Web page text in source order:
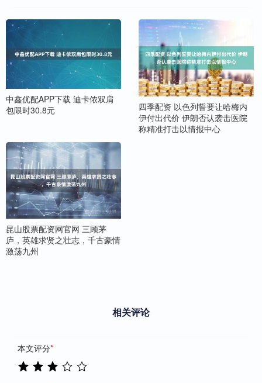
中鑫优配APP下载 迪卡侬双肩
包限时30.8元
四季配资 以色列誓要让哈梅内
伊付出代价 伊朗否认袭击医院
称精准打击以情报中心
昆山股票配资网官网 三顾茅
庐，英雄求贤之壮志，千古豪情
激荡九州
相关评论
本文评分*